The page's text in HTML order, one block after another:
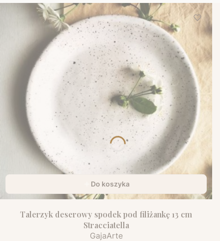
Do koszyka
Talerzyk deserowy spodek pod filiżankę 13 cm
Stracciatella
GajaArte